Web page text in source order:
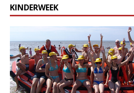
KINDERWEEK